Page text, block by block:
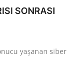
SONRASI
yaşanan siber